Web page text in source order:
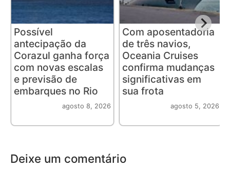
Possível
antecipação da
Corazul ganha força
com novas escalas
e previsão de
embarques no Rio
agosto 8, 2026
Com aposentadoria
de três navios,
Oceania Cruises
confirma mudanças
significativas em
sua frota
agosto 5, 2026
Deixe um comentário